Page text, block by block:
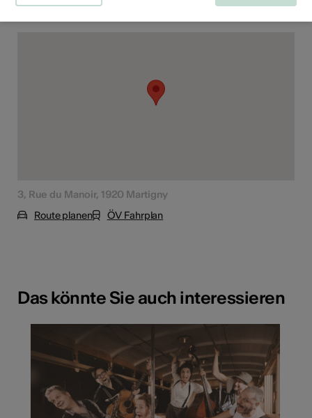
Veranstaltungsort
3, Rue du Manoir, 1920 Martigny
Route planen
ÖV Fahrplan
Das könnte Sie auch interessieren